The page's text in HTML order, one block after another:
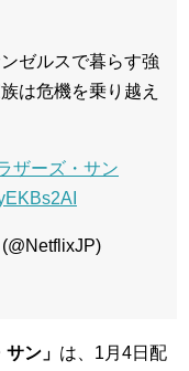
ゼルスで暮らす強
は危機を乗り越え
ザーズ・サン
ン」 は、1月4日配